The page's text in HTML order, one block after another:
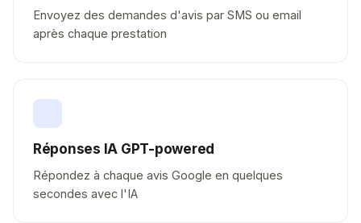
Envoyez des demandes d'avis par SMS ou email
après chaque prestation
Réponses IA GPT-powered
Répondez à chaque avis Google en quelques
secondes avec l'IA